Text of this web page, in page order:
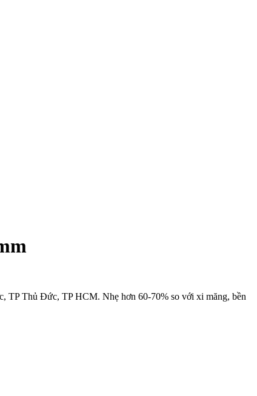
TP Thủ Đức, TP HCM. Nhẹ hơn 60-70% so với xi măng, bền